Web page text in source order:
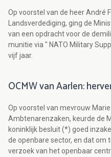
Op voorstel van de heer André
Landsverdediging, ging de
van een opdracht voor de
munitie via " NATO Military
vijf jaar.
OCMW van Aarlen:
Op voorstel van mevrouw
Ambtenarenzaken, keurde de
koninklijk besluit (*) goed
de openbare sector, en dat om
verzoek van het openbaar